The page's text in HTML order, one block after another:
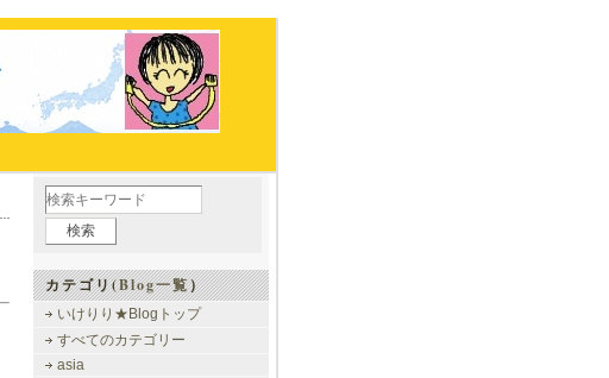
カテゴリ(Blog一覧）
いけりり★Blogトップ
すべてのカテゴリー
asia